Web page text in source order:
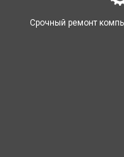
Срочный ремонт